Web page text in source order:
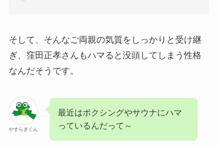
そして、そんなご両親の気質をしっかりと受け継
ぎ、窪田正孝さんもハマると没頭してしまう性格
なんだそうです。
やすらぎくん
最近はボクシングやサウナにハマ
っているんだって～